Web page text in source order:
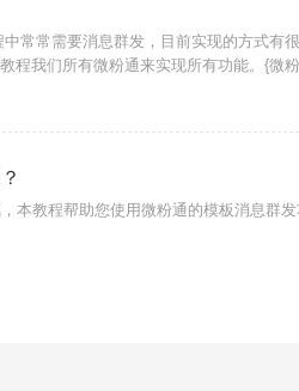
常常需要消息群发，目前实现的方式有
我们所有微粉通来实现所有功能。{微粉
在微信公众号里面给对方回复的消息，支
本教程帮助您使用微粉通的模板消息群